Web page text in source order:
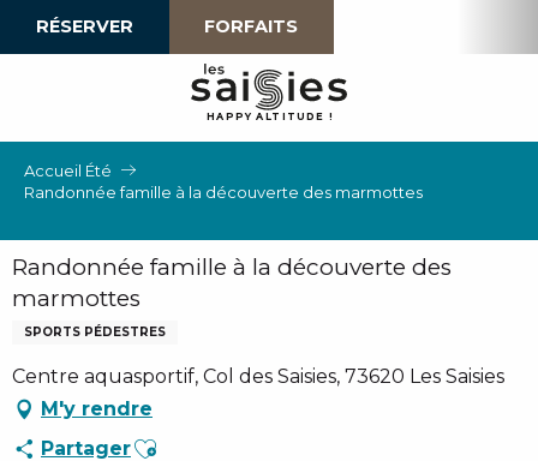
RÉSERVER FORFAITS
HAPPY ALTI TU D E !
Accueil Été
Randonnée famille à la découverte des marmottes
Randonnée famille à la découverte des
marmottes
SPORTS PÉDESTRES
Centre aquasportif, Col des Saisies, 73620 Les Saisies
M'y rendre
PartagerAjouter aux favoris